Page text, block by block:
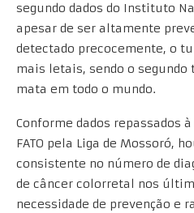
segundo dados do Instituto
apesar de ser altamente
detectado precocemente, o
mais letais, sendo o segundo
mata em todo o mundo.
Conforme dados repassados à
FATO pela Liga de Mossoró,
consistente no número de
de câncer colorretal nos
necessidade de prevenção e